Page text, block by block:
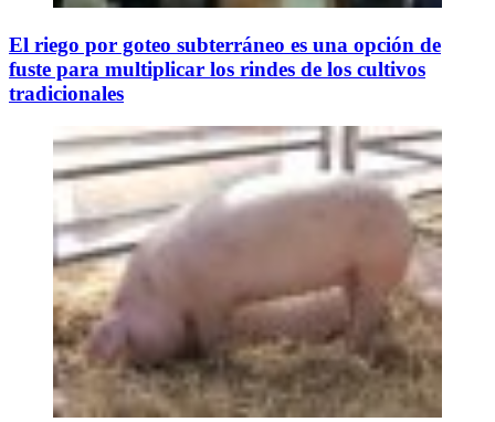
El riego por goteo subterráneo es una opción de
fuste para multiplicar los rindes de los cultivos
tradicionales